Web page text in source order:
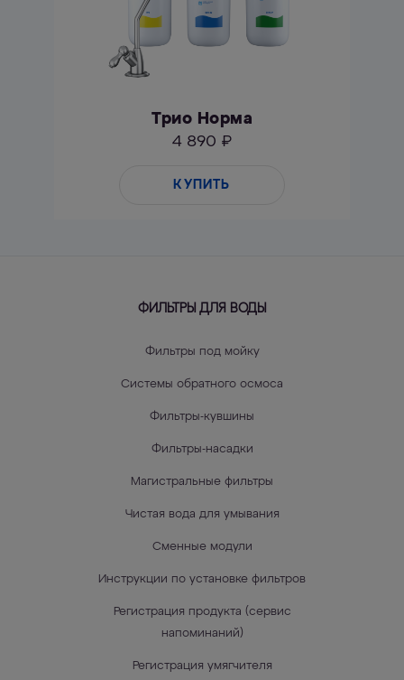
Трио Норма
4 890 ₽
КУПИТЬ
ФИЛЬТРЫ ДЛЯ ВОДЫ
Фильтры под мойку
Системы обратного осмоса
Фильтры-кувшины
Фильтры-насадки
Магистральные фильтры
Чистая вода для умывания
Сменные модули
Инструкции по установке фильтров
Регистрация продукта (сервис
напоминаний)
Регистрация умягчителя